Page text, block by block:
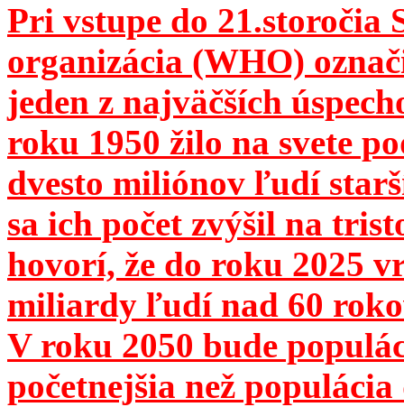
Pri vstupe do 21.storočia
organizácia (WHO)
jeden z najväčších
roku 1950 žilo na svete
dvesto miliónov ľudí
sa ich počet zvýšil na
hovorí, že do roku 2025
miliardy ľudí nad 60
V roku 2050 bude
početnejšia než